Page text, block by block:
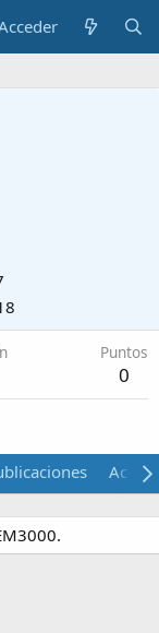
Puntos
0
Acerca